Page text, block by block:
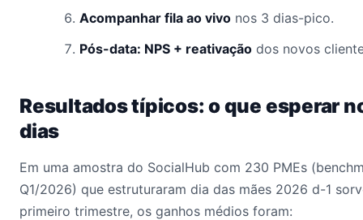
Acompanhar fila ao vivo nos 3 dias-pico.
Pós-data: NPS + reativação dos novos
Resultados típicos: o que esperar
dias
Em uma amostra do SocialHub com 230 PMEs
Q1/2026) que estruturaram dia das mães 2026 d-1
primeiro trimestre, os ganhos médios foram: